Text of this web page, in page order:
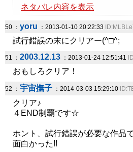
ネタバレ内容を表示
50 ： yoru ：2013-01-10 20:22:33
試行錯誤の末にクリアー(^□^;
51 ： 2003.12.13 ：2013-01-24 12:51:41
おもしろクリア！
52 ： 宇宙撫子 ：2014-03-03 15:29:10
クリア♪
４END制覇です☆
ホント、試行錯誤が必要な作品で
面白かった!!